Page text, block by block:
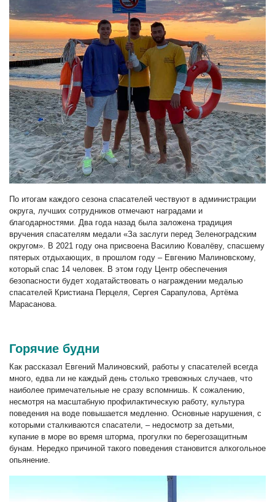
По итогам каждого сезона спасателей чествуют в администрации
округа, лучших сотрудников отмечают наградами и
благодарностями. Два года назад была заложена традиция
вручения спасателям медали «За заслуги перед Зеленоградским
округом». В 2021 году она присвоена Василию Ковалёву, спасшему
пятерых отдыхающих, в прошлом году – Евгению Малиновскому,
который спас 14 человек. В этом году Центр обеспечения
безопасности будет ходатайствовать о награждении медалью
спасателей Кристиана Перцеля, Сергея Сарапулова, Артёма
Марасанова.
Горячие будни
Как рассказал Евгений Малиновский, работы у спасателей всегда
много, едва ли не каждый день столько тревожных случаев, что
наиболее примечательные не сразу вспомнишь. К сожалению,
несмотря на масштабную профилактическую работу, культура
поведения на воде повышается медленно. Основные нарушения, с
которыми сталкиваются спасатели, – недосмотр за детьми,
купание в море во время шторма, прогулки по берегозащитным
бунам. Нередко причиной такого поведения становится алкогольное
опьянение.